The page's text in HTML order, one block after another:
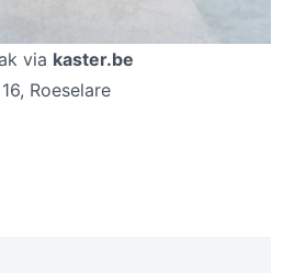
via kaster.be
Roeselare